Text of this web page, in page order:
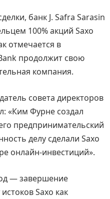
банк J. Safra Sarasin
100% акций Saxo
отмечается в
продолжит свою
компания.
совета директоров
«Ким Фурне создал
предпринимательский
делу сделали Saxo
онлайн-инвестиций».
— завершение
Saxo как